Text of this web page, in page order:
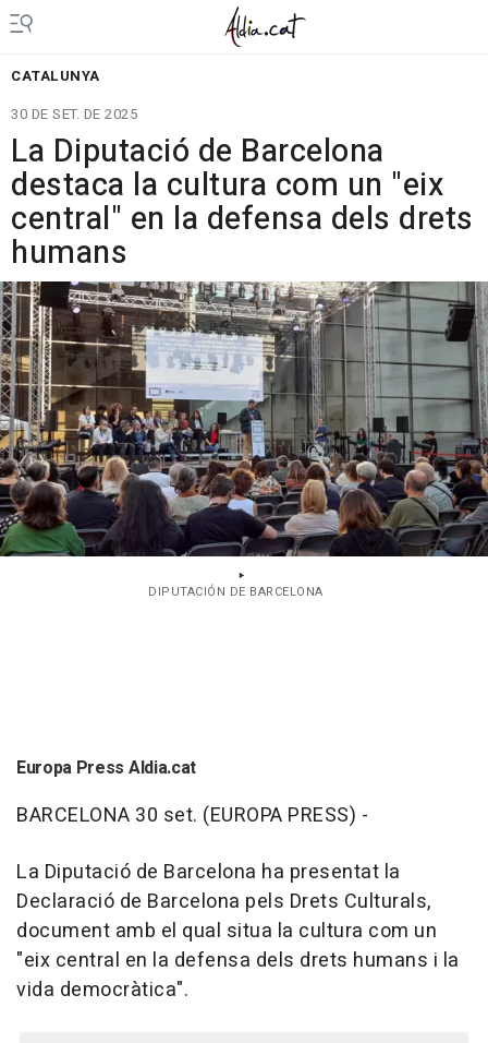
CATALUNYA
30 DE SET. DE 2025
La Diputació de Barcelona
destaca la cultura com un "eix
central" en la defensa dels drets
humans
DIPUTACIÓN DE BARCELONA
Europa Press Aldia.cat
BARCELONA 30 set. (EUROPA PRESS) -
La Diputació de Barcelona ha presentat la
Declaració de Barcelona pels Drets Culturals,
document amb el qual situa la cultura com un
"eix central en la defensa dels drets humans i la
vida democràtica".